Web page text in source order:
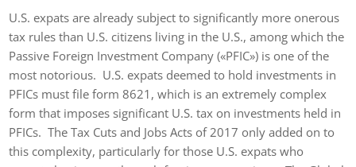
U.S. expats are already subject to significantly more onerous
tax rules than U.S. citizens living in the U.S., among which the
Passive Foreign Investment Company («PFIC») is one of the
most notorious. U.S. expats deemed to hold investments in
PFICs must file form 8621, which is an extremely complex
form that imposes significant U.S. tax on investments held in
PFICs. The Tax Cuts and Jobs Acts of 2017 only added on to
this complexity, particularly for those U.S. expats who